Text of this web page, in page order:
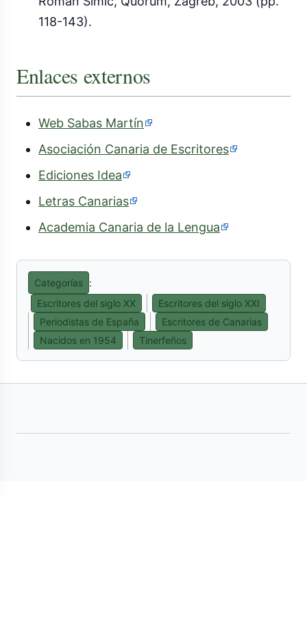
118-143).
Enlaces externos
Web Sabas Martín
Asociación Canaria de Escritores
Ediciones Idea
Letras Canarias
Academia Canaria de la Lengua
Categorías :
Escritores del siglo XX
Escritores del siglo XXI
Periodistas de España
Escritores de Canarias
Nacidos en 1954
Tinerfeños